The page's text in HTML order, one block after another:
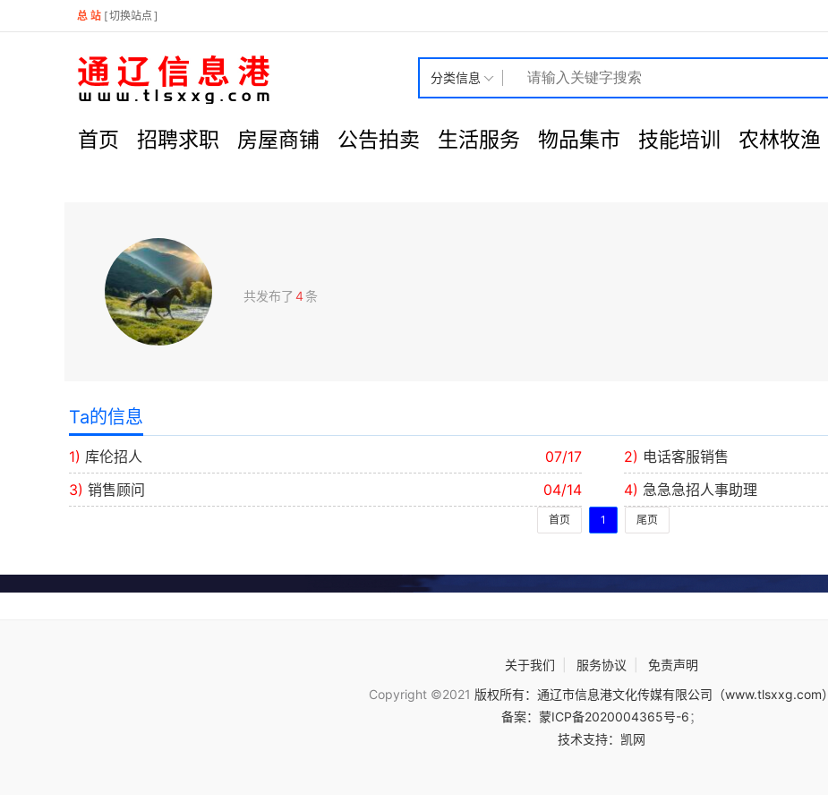
总 站 [切换站点 ]
分类信息
首页 招聘求职 房屋商铺 公告拍卖 生活服务 物品集市 技能培训 农林牧渔
共发布了 4条
Ta的信息
1) 库伦招人 07/17 2) 电话客服销售
3) 销售顾问 04/14 4) 急急急招人事助理
首页 1 尾页
关于我们 服务协议
免责声明
Copyright ©2021 版权所有：通辽市信息港文化传媒有限公司（www.tlsxxg.com）
备案：蒙ICP备2020004365号-6；
技术支持：凯网